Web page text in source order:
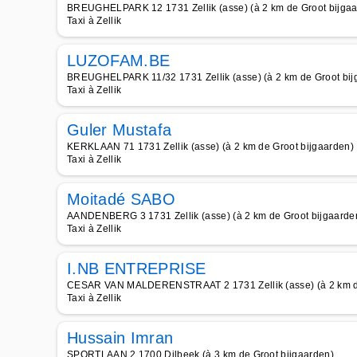
BREUGHELPARK 12 1731 Zellik (asse) (à 2 km de Groot
Taxi à Zellik
LUZOFAM.BE
BREUGHELPARK 11/32 1731 Zellik (asse) (à 2 km de Groot
Taxi à Zellik
Guler Mustafa
KERKLAAN 71 1731 Zellik (asse) (à 2 km de Groot bijgaarden)
Taxi à Zellik
Moitadé SABO
AANDENBERG 3 1731 Zellik (asse) (à 2 km de Groot
Taxi à Zellik
I.NB ENTREPRISE
CESAR VAN MALDERENSTRAAT 2 1731 Zellik (asse) (à 2 km
Taxi à Zellik
Hussain Imran
SPORTLAAN 2 1700 Dilbeek (à 3 km de Groot bijgaarden)